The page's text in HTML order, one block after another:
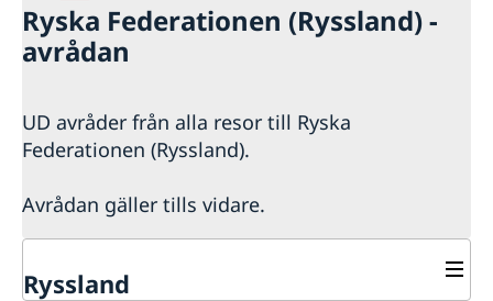
Ryska Federationen (Ryssland) -
avrådan
UD avråder från alla resor till Ryska
Federationen (Ryssland).
Avrådan gäller tills vidare.
Ryssland